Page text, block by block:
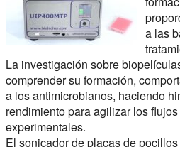
a las
La investigación sobre
comprender su formación,
a los antimicrobianos, haciendo
rendimiento para agilizar los
experimentales.
El sonicador de placas de